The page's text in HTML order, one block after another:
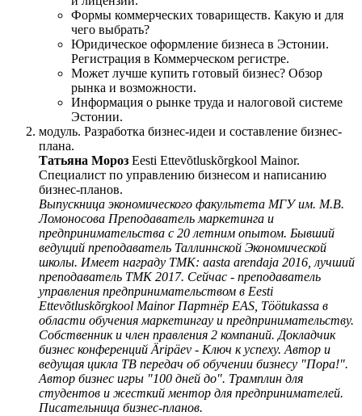
Формы коммерческих товариществ. Какую и для
чего выбрать?
Юридическое оформление бизнеса в Эстонии.
Регистрация в Коммерческом регистре.
Может лучше купить готовый бизнес? Обзор
рынка и возможности.
Информация о рынке труда и налоговой системе
Эстонии.
модуль. Разработка бизнес-идеи и составление бизнес-
плана.
Татьяна Мороз Eesti Ettevõtluskõrgkool Mainor.
Специалист по управлению бизнесом и написанию
бизнес-планов.
Выпускница экономического факультета МГУ им. М.В.
Ломоносова Преподаватель маркетинга и
предпринимательства с 20 летним опытом. Бывший
ведущий преподаватель Таллиннской Экономической
школы. Имеет награду ТМК: aasta arendaja 2016, лучший
преподаватель ТМК 2017. Сейчас - преподаватель
управления предпринимательством в Eesti
Ettevõtluskõrgkool Mainor Партнёр EAS, Töötukassa в
области обучения маркетингау и предпринимательству.
Собственник и член правления 2 компаний. Докладчик
бизнес конференций Äripäev - Ключ к успеху. Автор и
ведущая цикла ТВ передач об обучении бизнесу "Пора!".
Автор бизнес игры "100 дней до". Трамплин для
студентов и жесткий ментор для предпринимателей.
Писательница бизнес-планов.